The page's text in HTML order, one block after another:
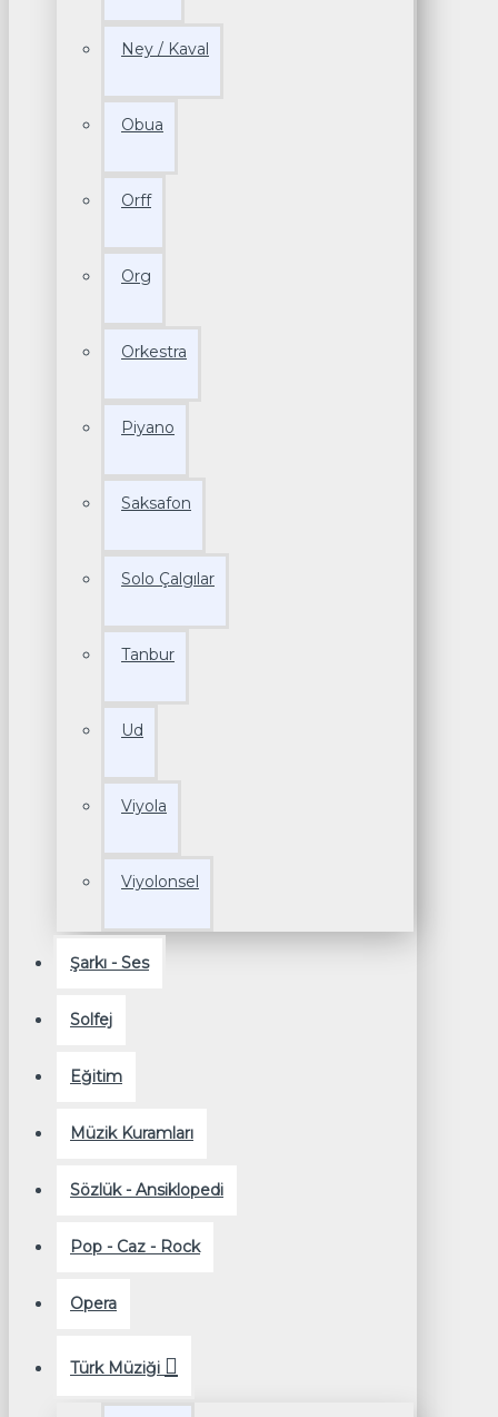
Ney / Kaval
Obua
Orff
Org
Orkestra
Piyano
Saksafon
Solo Çalgılar
Tanbur
Ud
Viyola
Viyolonsel
Şarkı - Ses
Solfej
Eğitim
Müzik Kuramları
Sözlük - Ansiklopedi
Pop - Caz - Rock
Opera
Türk Müziği